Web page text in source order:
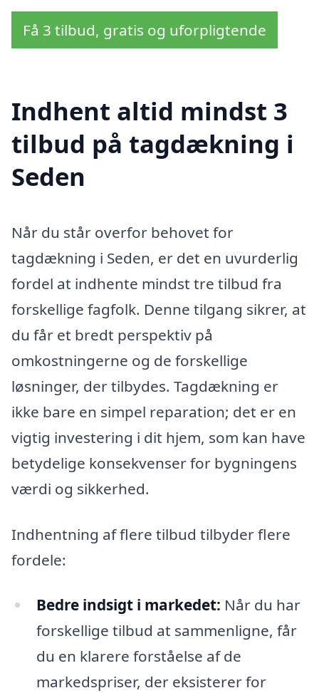
Få 3 tilbud, gratis og uforpligtende
Indhent altid mindst 3
tilbud på tagdækning i
Seden
Når du står overfor behovet for
tagdækning i Seden, er det en uvurderlig
fordel at indhente mindst tre tilbud fra
forskellige fagfolk. Denne tilgang sikrer, at
du får et bredt perspektiv på
omkostningerne og de forskellige
løsninger, der tilbydes. Tagdækning er
ikke bare en simpel reparation; det er en
vigtig investering i dit hjem, som kan have
betydelige konsekvenser for bygningens
værdi og sikkerhed.
Indhentning af flere tilbud tilbyder flere
fordele:
Bedre indsigt i markedet: Når du har
forskellige tilbud at sammenligne, får
du en klarere forståelse af de
markedspriser, der eksisterer for